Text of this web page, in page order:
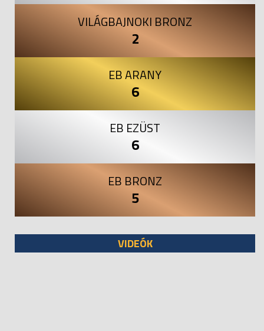
VILÁGBAJNOKI BRONZ
2
EB ARANY
6
EB EZÜST
6
EB BRONZ
5
VIDEÓK